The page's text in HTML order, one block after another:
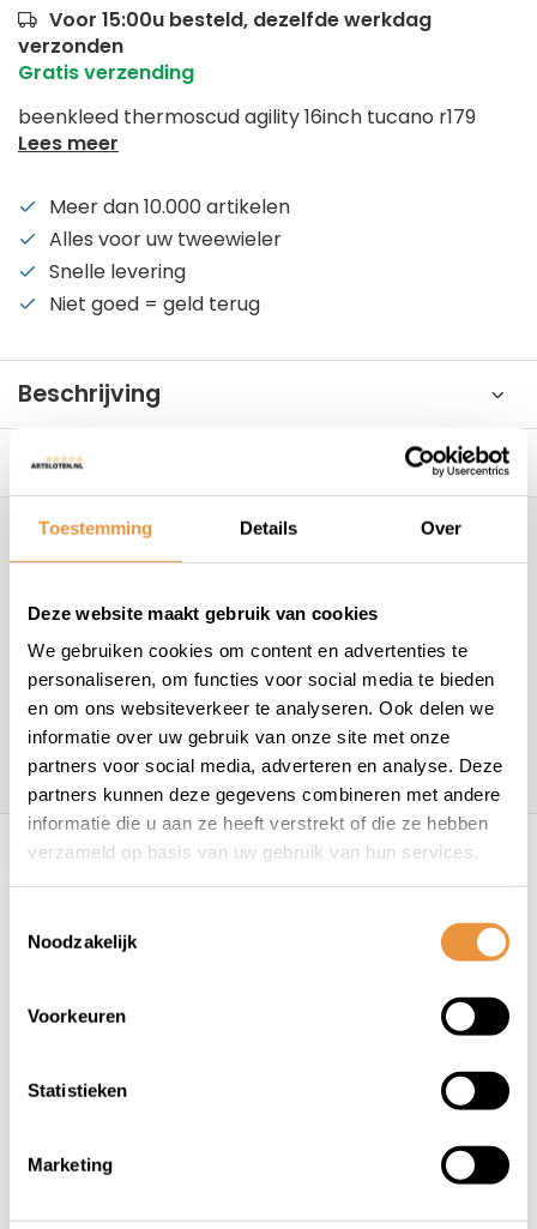
Toestemming Details Over
Deze website maakt gebruik van cookies
We gebruiken cookies om content en advertenties te
personaliseren, om functies voor social media te bieden
en om ons websiteverkeer te analyseren. Ook delen we
informatie over uw gebruik van onze site met onze
partners voor social media, adverteren en analyse. Deze
partners kunnen deze gegevens combineren met andere
informatie die u aan ze heeft verstrekt of die ze hebben
verzameld op basis van uw gebruik van hun services.
Noodzakelijk
Voorkeuren
Statistieken
Marketing
Voor 15:00u besteld, dezelfde werkdag
verzonden
Gratis verzending
beenkleed thermoscud agility 16inch tucano r179
Lees meer
Meer dan 10.000 artikelen
Alles voor uw tweewieler
Snelle levering
Niet goed = geld terug
Beschrijving
Reviews
+31 78 780 2330
info@artsloten.nl
157 klanten geven een 4.7/5 op
Recent bekeken